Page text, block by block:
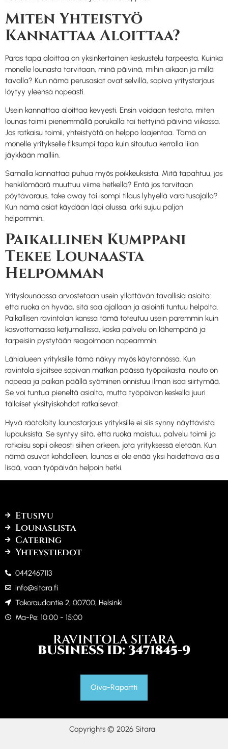
Miten Yhteistyö
Kannattaa Aloittaa?
Paras tapa aloittaa on yksinkertainen keskustelu tarpeesta. Kuinka
monelle lounasta tarvitaan, minä päivinä, mihin aikaan ja millä
tavalla? Kun nämä perusasiat ovat selvillä, sopiva yritystarjous
löytyy yleensä nopeasti.
Usein kannattaa aloittaa kevyesti. Ensin voidaan testata, miten
lounas toimii pienemmällä porukalla tai tiettyinä päivinä viikossa.
Jos ratkaisu toimii, yhteistyötä on helppo laajentaa. Tämä on
monelle yritykselle fiksumpi tapa kuin sitoutua kerralla liian
jäykkään malliin.
Samalla kannattaa puhua myös poikkeuksista. Mitä tapahtuu, jos
henkilömäärä muuttuu viime hetkellä? Entä jos tarvitaan
pöytävaraus, take away tai isompi tilaus lyhyellä varoitusajalla?
Kun nämä asiat käydään läpi alussa, arki sujuu paljon
helpommin.
Paikallinen Kumppani
Tekee Lounaasta
Helpomman
Yrityslounaassa arvostetaan usein yllättävän tavallisia asioita:
että ruoka on hyvää, sitä saa ajallaan ja asiointi tuntuu helpolta.
Paikallisen ravintolan kanssa tämä toteutuu usein paremmin kuin
kasvottomassa ketjumallissa, koska palvelu on lähempänä ja
tarpeisiin pystytään reagoimaan nopeammin.
Lähialueen yrityksille tämä näkyy myös käytännössä. Kun
ravintola sijaitsee sopivan matkan päässä työpaikasta, nouto on
nopeaa ja paikan päällä syöminen onnistuu ilman isoa siirtymää.
Se voi tuntua pieneltä asialta, mutta työpäivän keskellä juuri
tällaiset yksityiskohdat ratkaisevat.
Hyvä räätälöity lounastarjous yrityksille ei siis synny näyttävistä
lupauksista. Se syntyy siitä, että ruoka maistuu, palvelu toimii ja
ratkaisu sopii oikeasti siihen arkeen, jota yrityksessä eletään. Kun
nämä osuvat kohdalleen, lounas ei ole enää yksi hoidettava asia
lisää, vaan työpäivän helpoin hetki.
RAVINTOLA SITARA
BUSINESS ID: 3471845-9
Oiva-Raportti
0442467113
info@sitara.fi
Takoraudantie 2, 00700, Helsinki
Ma-Pe: 10:00 - 15:00
Etusivu
Lounaslista
Catering
Yhteystiedot
Copyrights © 2026 Sitara